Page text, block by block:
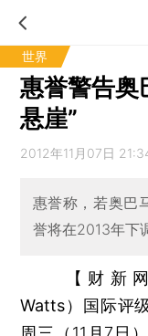
世界
惠誉警告奥
悬崖”
2012年11月07日
惠誉称，若奥巴
誉将在2013年下
【财新
Watts） 国际评